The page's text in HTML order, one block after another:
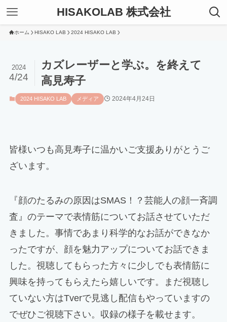
HISAKOLAB 株式会社
ホーム HISAKO LAB 2024 HISAKO LAB
カズレーザーと学ぶ。を終えて
高見寿子
2024
4/24
2024 HISAKO LAB メディア 2024年4月24日
皆様いつも高見寿子に温かいご支援ありがとうご
ざいます。
『顔のたるみの原因はSMAS！？芸能人の顔一斉調
査』のテーマで表情筋についてお話させていただ
きました。事情であまり科学的なお話ができなか
ったですが、顔を魅力アップについてお話できま
した。視聴してもらった方々に少しでも表情筋に
興味を持ってもらえたら嬉しいです。まだ視聴し
ていない方はTverで見逃し配信もやっていますの
でぜひご視聴下さい。収録の様子を載せます。